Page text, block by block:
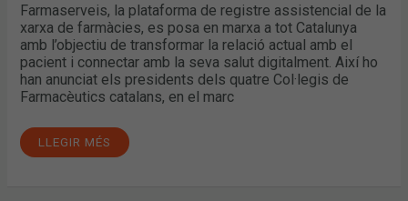
Farmaserveis, la plataforma de registre assistencial de la
xarxa de farmàcies, es posa en marxa a tot Catalunya
amb l’objectiu de transformar la relació actual amb el
pacient i connectar amb la seva salut digitalment. Així ho
han anunciat els presidents dels quatre Col·legis de
Farmacèutics catalans, en el marc
LLEGIR MÉS